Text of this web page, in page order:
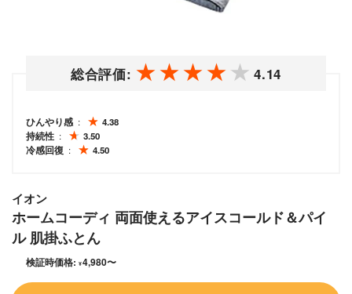
総合評価: 4.14
ひんやり感
4.38
持続性
3.50
冷感回復
4.50
イオン
ホームコーディ 両面使えるアイスコールド＆パイ
ル 肌掛ふとん
検証時価格: ¥4,980〜